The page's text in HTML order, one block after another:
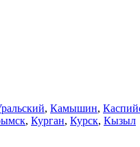
, Камышин,
, Курган, Курск, Кызыл